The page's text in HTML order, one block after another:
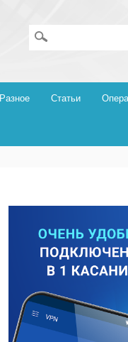
Разное Статьи